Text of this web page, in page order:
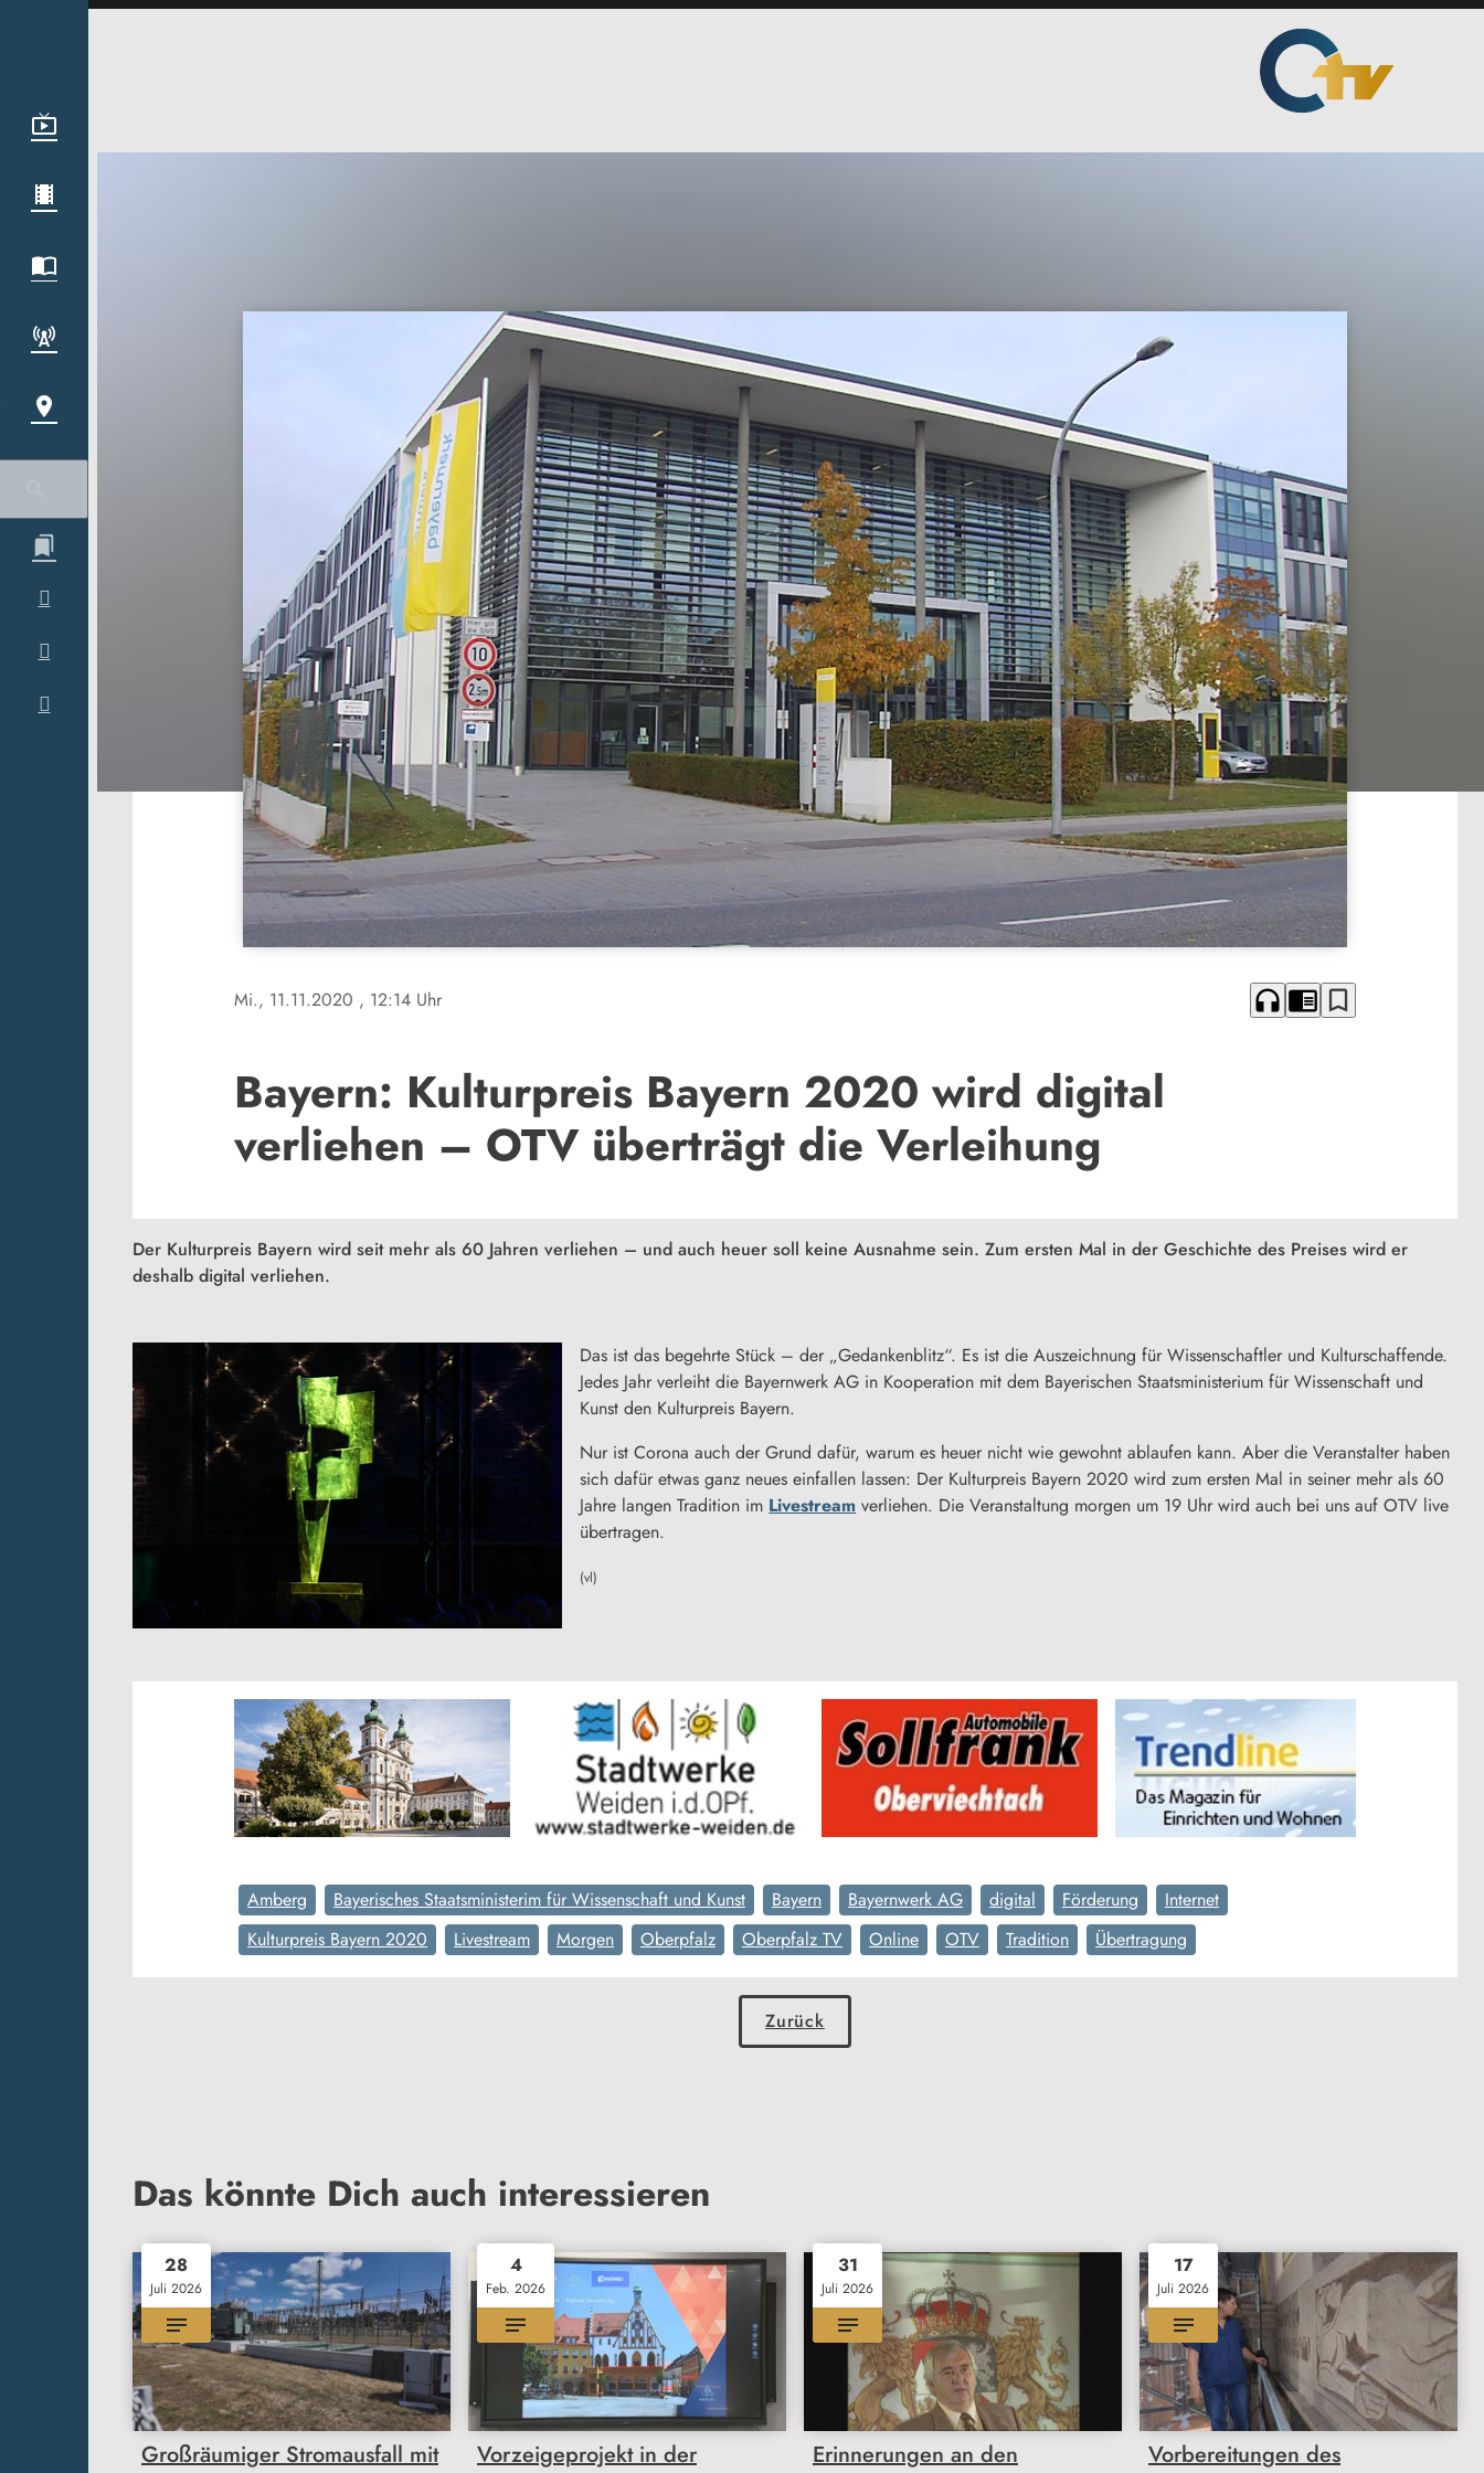
Mi., 11.11.2020 , 12:14 Uhr headphones chrome_reader_mode bookmark_border
Bayern: Kulturpreis Bayern 2020 wird digital
verliehen – OTV überträgt die Verleihung
Der Kulturpreis Bayern wird seit mehr als 60 Jahren verliehen – und auch heuer soll keine Ausnahme sein. Zum ersten Mal in der Geschichte des Preises wird er
deshalb digital verliehen.
Das ist das begehrte Stück – der „Gedankenblitz“. Es ist die Auszeichnung für Wissenschaftler und Kulturschaffende.
Jedes Jahr verleiht die Bayernwerk AG in Kooperation mit dem Bayerischen Staatsministerium für Wissenschaft und
Kunst den Kulturpreis Bayern.
Nur ist Corona auch der Grund dafür, warum es heuer nicht wie gewohnt ablaufen kann. Aber die Veranstalter haben
sich dafür etwas ganz neues einfallen lassen: Der Kulturpreis Bayern 2020 wird zum ersten Mal in seiner mehr als 60
Jahre langen Tradition im Livestream verliehen. Die Veranstaltung morgen um 19 Uhr wird auch bei uns auf OTV live
übertragen.
(vl)
Amberg Bayerisches Staatsministerim für Wissenschaft und Kunst Bayern Bayernwerk AG digital Förderung
Internet
Kulturpreis Bayern 2020
Livestream Morgen Oberpfalz Oberpfalz TV Online OTV Tradition Übertragung
Zurück
Das könnte Dich auch interessieren
28
Juli 2026
Großräumiger Stromausfall mit
4
Feb. 2026
Vorzeigeprojekt in der
31
Juli 2026
Erinnerungen an den
17
Juli 2026
Vorbereitungen des